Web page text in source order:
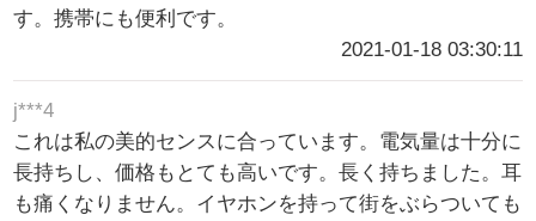
す。携帯にも便利です。
2021-01-18 03:30:11
j***4
これは私の美的センスに合っています。電気量は十分に
長持ちし、価格もとても高いです。長く持ちました。耳
も痛くなりません。イヤホンを持って街をぶらついても